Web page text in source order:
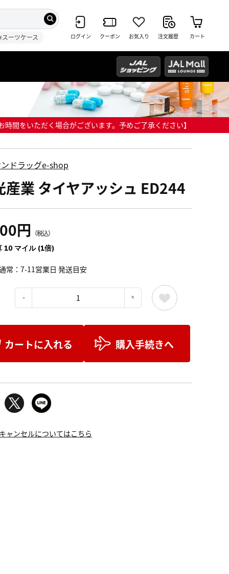
スーツケース ログイン クーポン お気入り 注文履歴 カート
間をいただく場合がございます。予めご了承ください】
ドラッグe-shop
産業 タイヤアッシュ ED244
円 （税込）
10 マイル (1倍)
常：7-11営業日 発送目安
カートに入れる 購入手続きへ
ャンセルについてはこちら